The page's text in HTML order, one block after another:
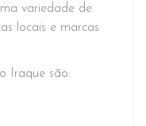
variedade de
locais e marcas
Iraque são: